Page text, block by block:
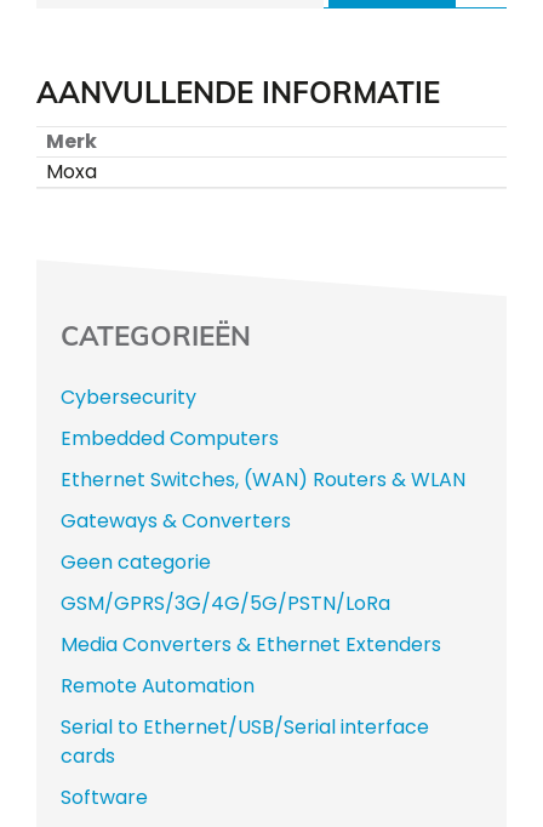
AANVULLENDE INFORMATIE
Merk
Moxa
CATEGORIEËN
Cybersecurity
Embedded Computers
Ethernet Switches, (WAN) Routers & WLAN
Gateways & Converters
Geen categorie
GSM/GPRS/3G/4G/5G/PSTN/LoRa
Media Converters & Ethernet Extenders
Remote Automation
Serial to Ethernet/USB/Serial interface
cards
Software